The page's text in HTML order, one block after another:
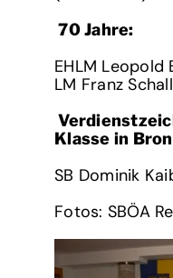
70 Jahre:
EHLM Leopold
LM Franz
Klasse in
SB Dominik
Fotos: SBÖA